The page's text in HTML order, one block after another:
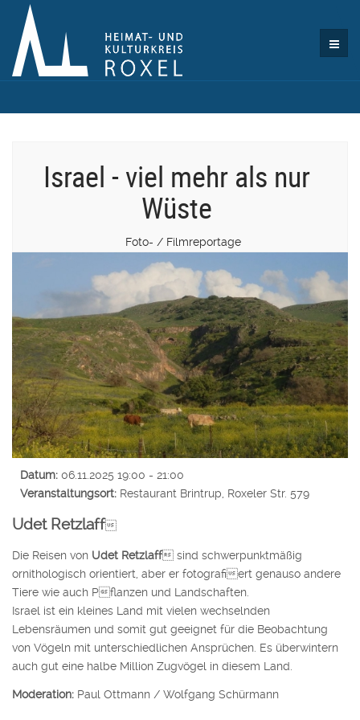
Israel - viel mehr als nur
Wüste
Foto- / Filmreportage
Datum: 06.11.2025 19:00 - 21:00
Veranstaltungsort: Restaurant Brintrup, Roxeler Str. 579
Udet Retzlaff
Die Reisen von Udet Retzlaff sind schwerpunktmäßig
ornithologisch orientiert, aber er fotografiert genauso andere
Tiere wie auch Pflanzen und Landschaften.
Israel ist ein kleines Land mit vielen wechselnden
Lebensräumen und somit gut geeignet für die Beobachtung
von Vögeln mit unterschiedlichen Ansprüchen. Es überwintern
auch gut eine halbe Million Zugvögel in diesem Land.
Moderation: Paul Ottmann / Wolfgang Schürmann